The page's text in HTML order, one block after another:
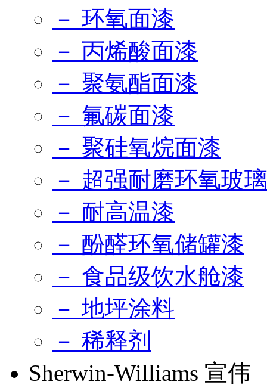
－ 环氧面漆
－ 丙烯酸面漆
－ 聚氨酯面漆
－ 氟碳面漆
－ 聚硅氧烷面漆
－ 超强耐磨环氧玻
－ 耐高温漆
－ 酚醛环氧储罐漆
－ 食品级饮水舱漆
－ 地坪涂料
－ 稀释剂
Sherwin-Williams 宣伟